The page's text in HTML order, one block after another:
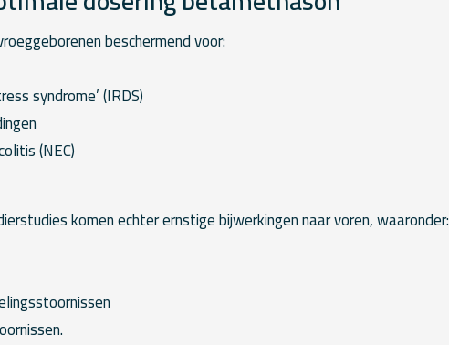
beschermend voor:
syndrome’ (IRDS)
(NEC)
komen echter ernstige bijwerkingen naar voren, waaronder: